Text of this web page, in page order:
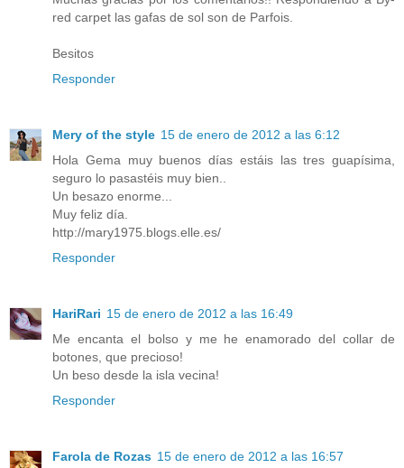
red carpet las gafas de sol son de Parfois.
Besitos
Responder
Mery of the style 15 de enero de 2012 a las 6:12
Hola Gema muy buenos días estáis las tres guapísima,
seguro lo pasastéis muy bien..
Un besazo enorme...
Muy feliz día.
http://mary1975.blogs.elle.es/
Responder
HariRari 15 de enero de 2012 a las 16:49
Me encanta el bolso y me he enamorado del collar de
botones, que precioso!
Un beso desde la isla vecina!
Responder
Farola de Rozas 15 de enero de 2012 a las 16:57